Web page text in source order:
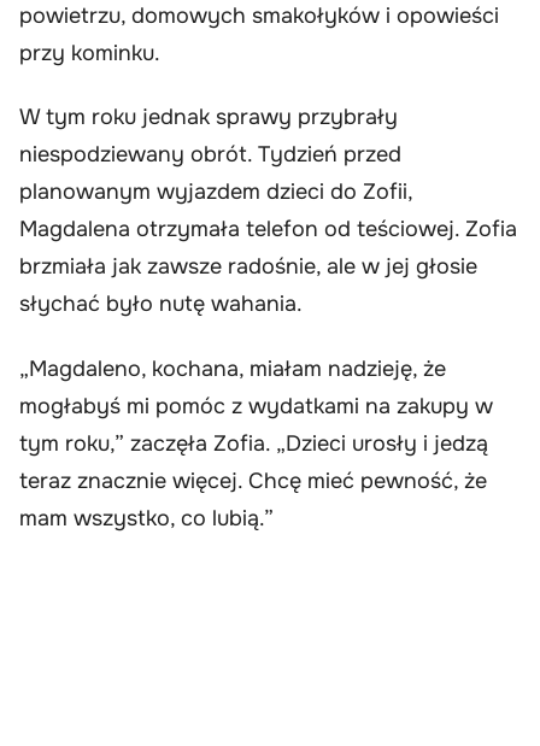
powietrzu, domowych smakołyków i opowieści
przy kominku.
W tym roku jednak sprawy przybrały
niespodziewany obrót. Tydzień przed
planowanym wyjazdem dzieci do Zofii,
Magdalena otrzymała telefon od teściowej. Zofia
brzmiała jak zawsze radośnie, ale w jej głosie
słychać było nutę wahania.
„Magdaleno, kochana, miałam nadzieję, że
mogłabyś mi pomóc z wydatkami na zakupy w
tym roku,” zaczęła Zofia. „Dzieci urosły i jedzą
teraz znacznie więcej. Chcę mieć pewność, że
mam wszystko, co lubią.”